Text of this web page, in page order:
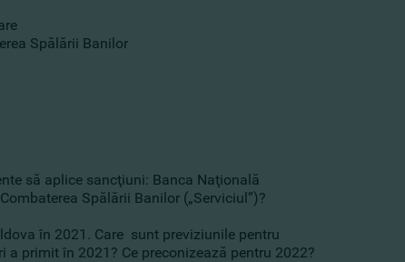
Spălării Banilor
să aplice sancţiuni: Banca Naţională
Spălării Banilor („Serviciul”)?
în 2021. Care sunt previziunile pentru
a primit în 2021? Ce preconizează pentru 2022?